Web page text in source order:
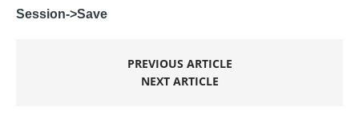
Session->Save
PREVIOUS ARTICLE
NEXT ARTICLE